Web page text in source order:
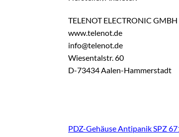
TELENOT ELECTRONIC GMBH
www.telenot.de
info@telenot.de
Wiesentalstr. 60
D-73434 Aalen-Hammerstadt
PDZ-Gehäuse Antipanik SPZ